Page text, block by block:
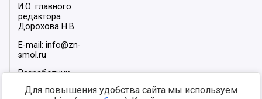
И.О. главного
редактора
Дорохова Н.В.
E-mail: info@zn-
smol.ru
Разработчик
2026
Для повышения удобства сайта мы используем